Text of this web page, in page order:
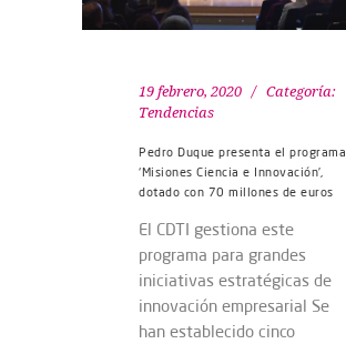
19 febrero, 2020
Categoría:
Tendencias
Pedro Duque presenta el programa
‘Misiones Ciencia e Innovación’,
dotado con 70 millones de euros
El CDTI gestiona este
programa para grandes
iniciativas estratégicas de
innovación empresarial Se
han establecido cinco